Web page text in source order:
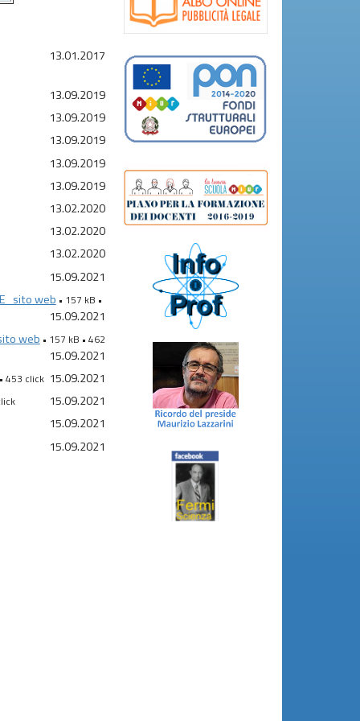
13.01.2017
13.09.2019
13.09.2019
13.09.2019
13.09.2019
13.09.2019
13.02.2020
13.02.2020
13.02.2020
15.09.2021
web • 157 kB •
15.09.2021
web • 157 kB • 462
15.09.2021
453 click 15.09.2021
15.09.2021
15.09.2021
15.09.2021